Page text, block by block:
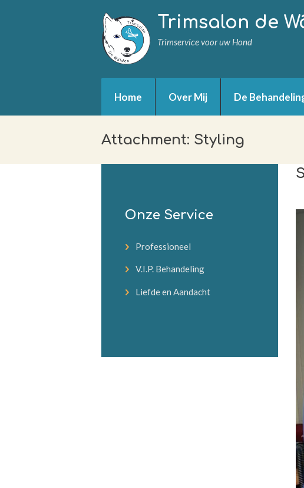
Trimsalon de
Trimservice voor uw Hond
Home Over Mij De
Attachment: Styling
Onze Service
Professioneel
V.I.P. Behandeling
Liefde en Aandacht